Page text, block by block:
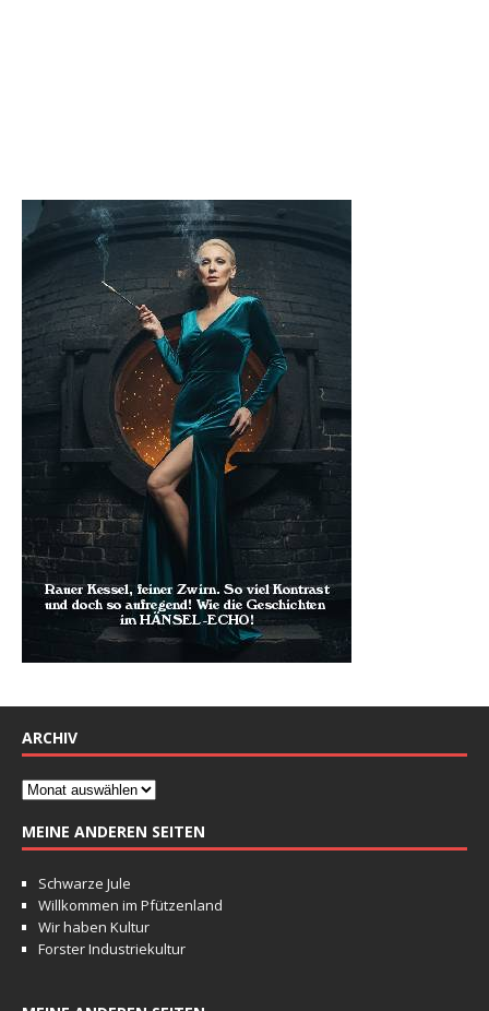
ARCHIV
MEINE ANDEREN SEITEN
Schwarze Jule
Willkommen im Pfützenland
Wir haben Kultur
Forster Industriekultur